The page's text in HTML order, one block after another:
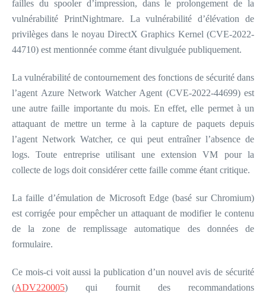
failles du spooler d’impression, dans le prolongement de la
vulnérabilité PrintNightmare. La vulnérabilité d’élévation de
privilèges dans le noyau DirectX Graphics Kernel (CVE-2022-
44710) est mentionnée comme étant divulguée publiquement.
La vulnérabilité de contournement des fonctions de sécurité dans
l’agent Azure Network Watcher Agent (CVE-2022-44699) est
une autre faille importante du mois. En effet, elle permet à un
attaquant de mettre un terme à la capture de paquets depuis
l’agent Network Watcher, ce qui peut entraîner l’absence de
logs. Toute entreprise utilisant une extension VM pour la
collecte de logs doit considérer cette faille comme étant critique.
La faille d’émulation de Microsoft Edge (basé sur Chromium)
est corrigée pour empêcher un attaquant de modifier le contenu
de la zone de remplissage automatique des données de
formulaire.
Ce mois-ci voit aussi la publication d’un nouvel avis de sécurité
(ADV220005) qui fournit des recommandations